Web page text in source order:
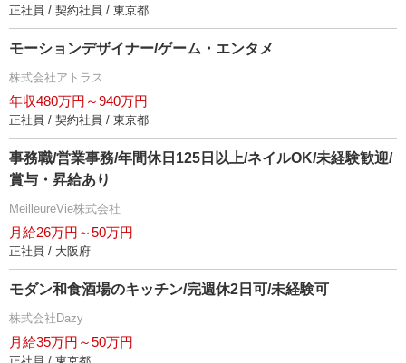
正社員 / 契約社員 / 東京都
モーションデザイナー/ゲーム・エンタメ
株式会社アトラス
年収480万円～940万円
正社員 / 契約社員 / 東京都
事務職/営業事務/年間休日125日以上/ネイルOK/未経験歓迎/
賞与・昇給あり
MeilleureVie株式会社
月給26万円～50万円
正社員 / 大阪府
モダン和食酒場のキッチン/完週休2日可/未経験可
株式会社Dazy
月給35万円～50万円